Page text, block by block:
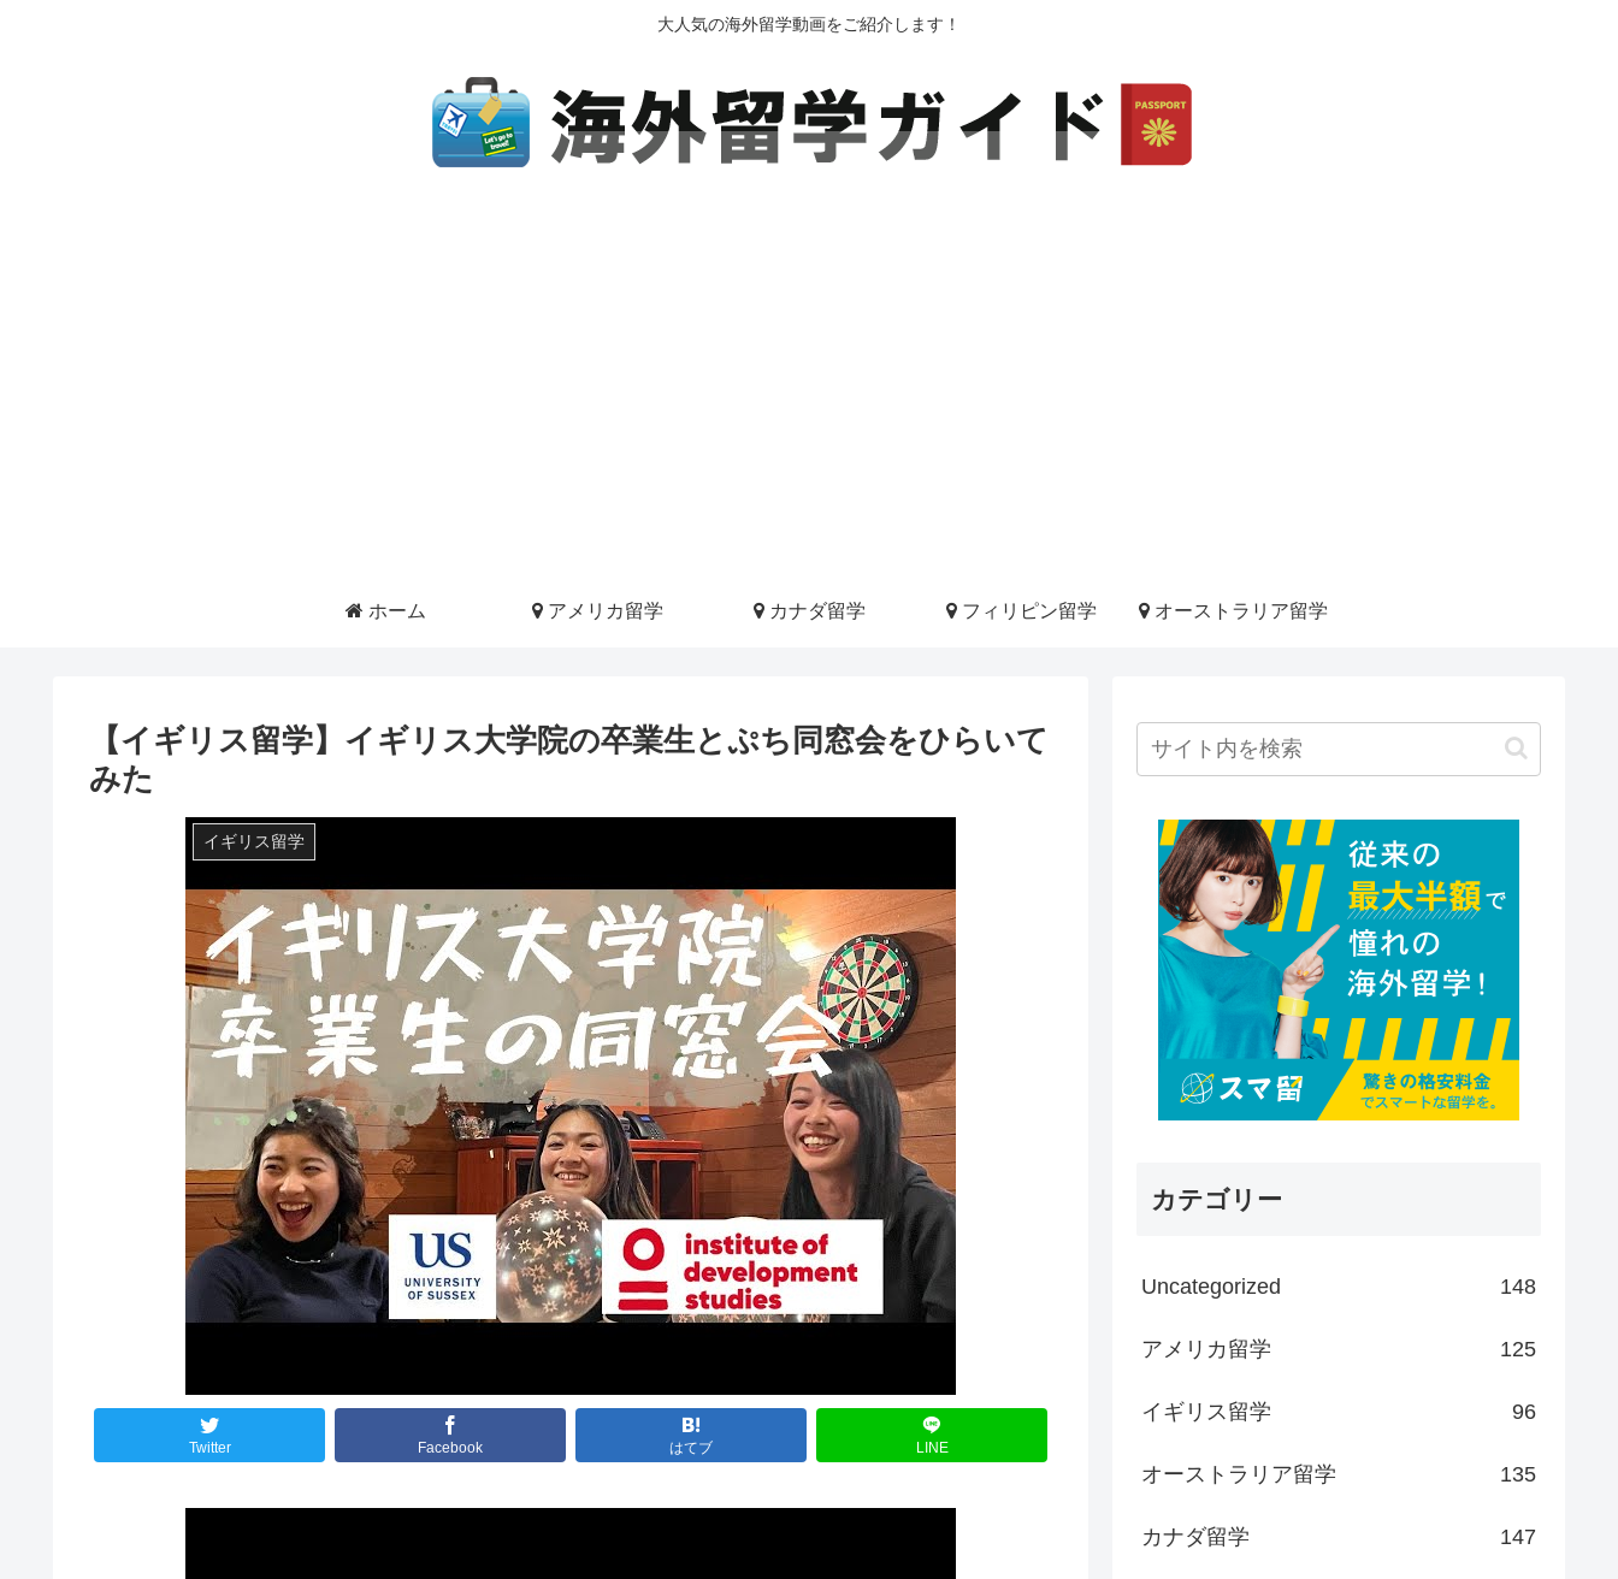
大人気の海外留学動画をご紹介します！
ホーム アメリカ留学 カナダ留学 フィリピン留学 オーストラリア留学
【イギリス留学】イギリス大学院の卒業生とぷち同窓会をひらいて
みた
イギリス留学
Twitter Facebook はてブ LINE
カテゴリー
Uncategorized 148
アメリカ留学 125
イギリス留学 96
オーストラリア留学 135
カナダ留学 147